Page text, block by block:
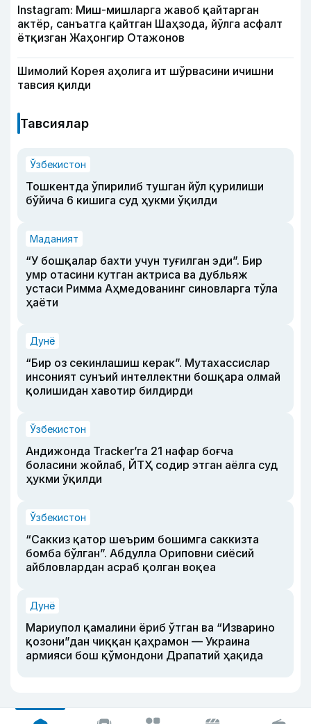
Instagram: Миш-мишларга жавоб қайтарган
актёр, санъатга қайтган Шаҳзода, йўлга асфалт
ётқизган Жаҳонгир Отажонов
Шимолий Корея аҳолига ит шўрвасини ичишни
тавсия қилди
Тавсиялар
Ўзбекистон
Тошкентда ўпирилиб тушган йўл қурилиши
бўйича 6 кишига суд ҳукми ўқилди
Маданият
“У бошқалар бахти учун туғилган эди”. Бир
умр отасини кутган актриса ва дубльяж
устаси Римма Аҳмедованинг синовларга тўла
ҳаёти
Дунё
“Бир оз секинлашиш керак”. Мутахассислар
инсоният сунъий интеллектни бошқара олмай
қолишидан хавотир билдирди
Ўзбекистон
Андижонда Tracker’га 21 нафар боғча
боласини жойлаб, ЙТҲ содир этган аёлга суд
ҳукми ўқилди
Ўзбекистон
“Саккиз қатор шеърим бошимга саккизта
бомба бўлган”. Абдулла Ориповни сиёсий
айбловлардан асраб қолган воқеа
Дунё
Мариупол қамалини ёриб ўтган ва “Изварино
қозони”дан чиққан қаҳрамон — Украина
армияси бош қўмондони Драпатий ҳақида